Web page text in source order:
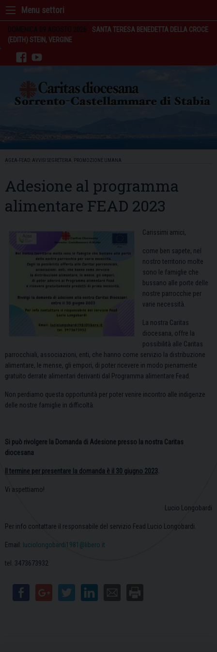
Skip
content
DOMENICA 09 AGOSTO 2026
SANTA TERESA BENEDETTA DELLA CROCE
(EDITH) STEIN, VERGINE
facebookyoutube
AGEA-FEAD AVVISI SEGRETERIA PROMOZIONE UMANA
Adesione al programma
alimentare FEAD 2023
Carissimi amici,
come ben sapete, nel
nostro territorio molte
sono le famiglie che
bussano alle porte delle
nostre parrocchie per
varie necessità.
La nostra Caritas
diocesana, offre la
possibilità alle Caritas
parrocchiali, associazioni, enti, che hanno come servizio la distribuzione
alimentare, le mense, gli empori, di poter ricevere in modo pienamente
gratuito derrate alimentari derivanti dal Programma alimentare Fead.
Non perdiamo questa opportunità per poter venire incontro alle indigenze
delle nostre famiglie in difficoltà.
Si può rivolgere la Domanda di Adesione presso la nostra Caritas
diocesana
Il termine per presentare la domanda è il 30 giugno 2023
Vi aspettiamo!
Lucio Longobardi
Per info contattare il responsabile del servizio Fead Lucio Longobardi.
Email: luciolongobardi1981@libero.it
tel. 3473673932